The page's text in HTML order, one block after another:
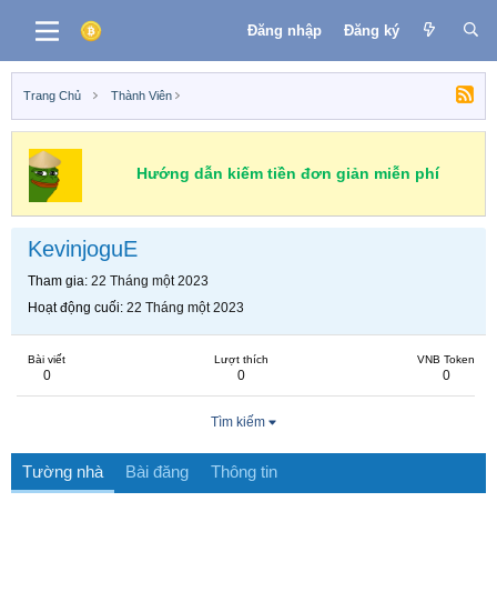
Đăng nhập Đăng ký
Trang Chủ Thành Viên
Hướng dẫn kiếm tiền đơn giản miễn phí
KevinjoguE
Tham gia 22 Tháng một 2023
Hoạt động cuối 22 Tháng một 2023
Bài viết
0
Lượt thích
0
VNB Token
0
Tìm kiếm
Tường nhà Bài đăng Thông tin